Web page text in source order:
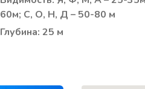
60м; С, О, Н, Д – 50-80 м
Глубина: 25 м